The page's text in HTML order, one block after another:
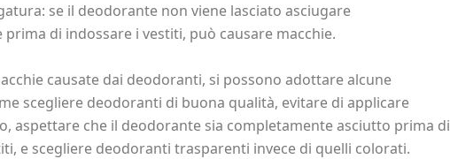
se il deodorante non viene lasciato asciugare
di indossare i vestiti, può causare macchie.
causate dai deodoranti, si possono adottare alcune
scegliere deodoranti di buona qualità, evitare di applicare
aspettare che il deodorante sia completamente asciutto prima di
e scegliere deodoranti trasparenti invece di quelli colorati.